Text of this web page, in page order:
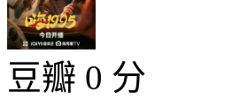
豆瓣 0 分